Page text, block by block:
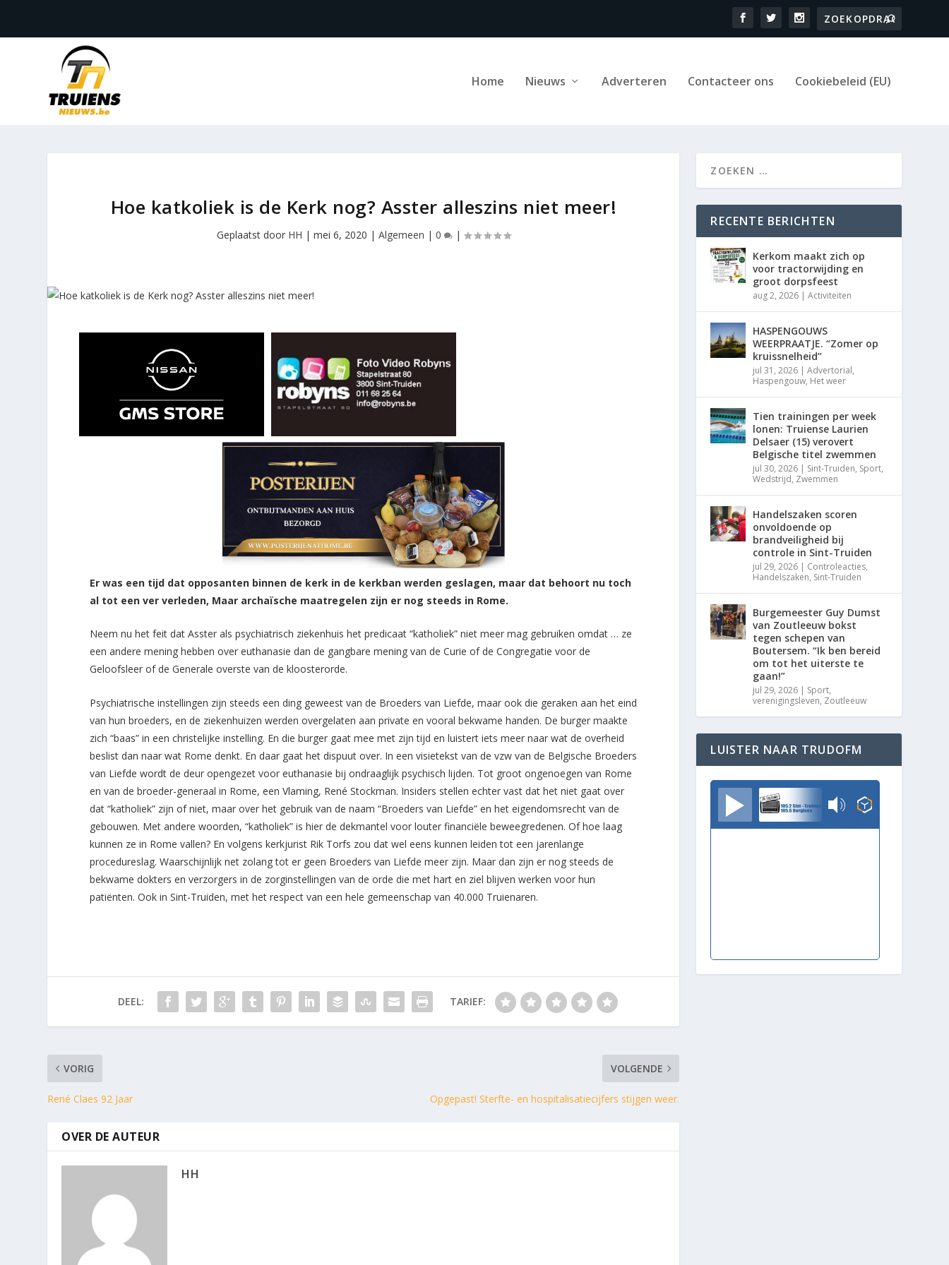
Home Nieuws Adverteren Contacteer ons Cookiebeleid (EU)
Hoe katkoliek is de Kerk nog? Asster alleszins niet meer!
Geplaatst door HH | mei 6, 2020 | Algemeen | 0 |
Er was een tijd dat opposanten binnen de kerk in de kerkban werden geslagen, maar dat behoort nu toch
al tot een ver verleden, Maar archaïsche maatregelen zijn er nog steeds in Rome.
Neem nu het feit dat Asster als psychiatrisch ziekenhuis het predicaat “katholiek” niet meer mag gebruiken omdat … ze
een andere mening hebben over euthanasie dan de gangbare mening van de Curie of de Congregatie voor de
Geloofsleer of de Generale overste van de kloosterorde.
Psychiatrische instellingen zijn steeds een ding geweest van de Broeders van Liefde, maar ook die geraken aan het eind
van hun broeders, en de ziekenhuizen werden overgelaten aan private en vooral bekwame handen. De burger maakte
zich “baas” in een christelijke instelling. En die burger gaat mee met zijn tijd en luistert iets meer naar wat de overheid
beslist dan naar wat Rome denkt. En daar gaat het dispuut over. In een visietekst van de vzw van de Belgische Broeders
van Liefde wordt de deur opengezet voor euthanasie bij ondraaglijk psychisch lijden. Tot groot ongenoegen van Rome
en van de broeder-generaal in Rome, een Vlaming, René Stockman. Insiders stellen echter vast dat het niet gaat over
dat “katholiek” zijn of niet, maar over het gebruik van de naam “Broeders van Liefde” en het eigendomsrecht van de
gebouwen. Met andere woorden, “katholiek” is hier de dekmantel voor louter financiële beweegredenen. Of hoe laag
kunnen ze in Rome vallen? En volgens kerkjurist Rik Torfs zou dat wel eens kunnen leiden tot een jarenlange
procedureslag. Waarschijnlijk net zolang tot er geen Broeders van Liefde meer zijn. Maar dan zijn er nog steeds de
bekwame dokters en verzorgers in de zorginstellingen van de orde die met hart en ziel blijven werken voor hun
patiënten. Ook in Sint-Truiden, met het respect van een hele gemeenschap van 40.000 Truienaren.
DEEL: TARIEF:
VORIG
René Claes 92 Jaar
VOLGENDE
Opgepast! Sterfte- en hospitalisatiecijfers stijgen weer.
OVER DE AUTEUR
HH
RECENTE BERICHTEN
Kerkom maakt zich op
voor tractorwijding en
groot dorpsfeest
aug 2, 2026 |Activiteiten
HASPENGOUWS
WEERPRAATJE. “Zomer op
kruissnelheid”
jul 31, 2026 |Advertorial,
Haspengouw, Het weer
Tien trainingen per week
lonen: Truiense Laurien
Delsaer (15) verovert
Belgische titel zwemmen
jul 30, 2026 | Sint-Truiden, Sport,
Wedstrijd, Zwemmen
Handelszaken scoren
onvoldoende op
brandveiligheid bij
controle in Sint-Truiden
jul 29, 2026 | Controleacties,
Handelszaken, Sint-Truiden
Burgemeester Guy Dumst
van Zoutleeuw bokst
tegen schepen van
Boutersem. “Ik ben bereid
om tot het uiterste te
gaan!”
jul 29, 2026 | Sport,
verenigingsleven, Zoutleeuw
LUISTER NAAR TRUDOFM
TrudoFM